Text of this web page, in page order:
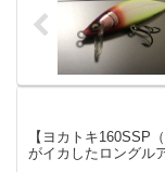
【ヨカトキ160SSP
がイカしたロングル